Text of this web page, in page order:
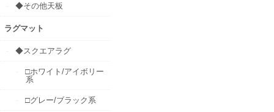
◆その他天板
ラグマット
◆スクエアラグ
□ホワイト/アイボリー
系
□グレー/ブラック系